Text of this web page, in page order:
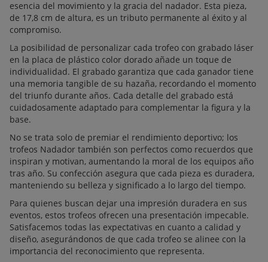
esencia del movimiento y la gracia del nadador. Esta pieza,
de 17,8 cm de altura, es un tributo permanente al éxito y al
compromiso.
La posibilidad de personalizar cada trofeo con grabado láser
en la placa de plástico color dorado añade un toque de
individualidad. El grabado garantiza que cada ganador tiene
una memoria tangible de su hazaña, recordando el momento
del triunfo durante años. Cada detalle del grabado está
cuidadosamente adaptado para complementar la figura y la
base.
No se trata solo de premiar el rendimiento deportivo; los
trofeos Nadador también son perfectos como recuerdos que
inspiran y motivan, aumentando la moral de los equipos año
tras año. Su confección asegura que cada pieza es duradera,
manteniendo su belleza y significado a lo largo del tiempo.
Para quienes buscan dejar una impresión duradera en sus
eventos, estos trofeos ofrecen una presentación impecable.
Satisfacemos todas las expectativas en cuanto a calidad y
diseño, asegurándonos de que cada trofeo se alinee con la
importancia del reconocimiento que representa.